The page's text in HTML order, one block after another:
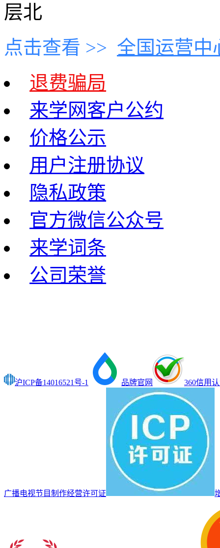
层北
点击查看 >> 全国运营中
退费骗局
来学网客户公约
价格公示
用户注册协议
隐私政策
官方微信公众号
来学词条
公司荣誉
沪ICP备14016521号-1 品牌官网 360信用
广播电视节目制作经营许可证